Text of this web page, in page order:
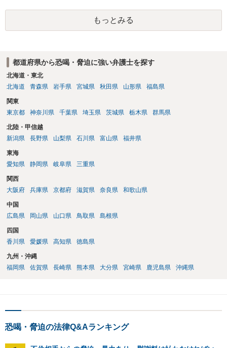
もっとみる
都道府県から恐喝・脅迫に強い弁護士を探す
北海道・東北
北海道
青森県 岩手県 宮城県 秋田県 山形県 福島県
関東
東京都
神奈川県 千葉県 埼玉県 茨城県 栃木県 群馬県
北陸・甲信越
新潟県
長野県 山梨県 石川県 富山県 福井県
東海
愛知県
静岡県 岐阜県 三重県
関西
大阪府
兵庫県 京都府 滋賀県 奈良県 和歌山県
中国
広島県
岡山県 山口県 鳥取県 島根県
四国
香川県
愛媛県 高知県 徳島県
九州・沖縄
福岡県
佐賀県 長崎県 熊本県 大分県 宮崎県 鹿児島県 沖縄県
恐喝・脅迫の法律Q&Aランキング